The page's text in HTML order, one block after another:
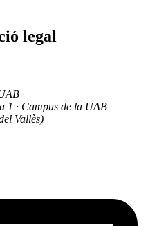
legal
1 · Campus de la UAB
Vallès)